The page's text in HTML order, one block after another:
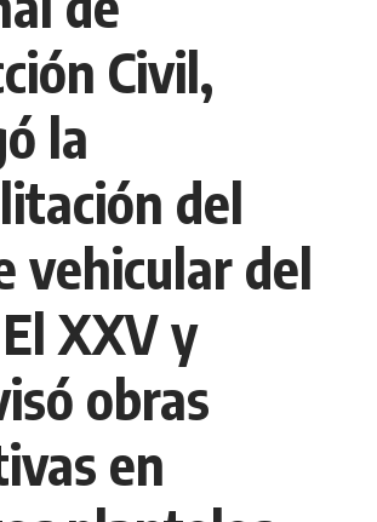
Civil,
la
del
vehicular del
XXV y
obras
en